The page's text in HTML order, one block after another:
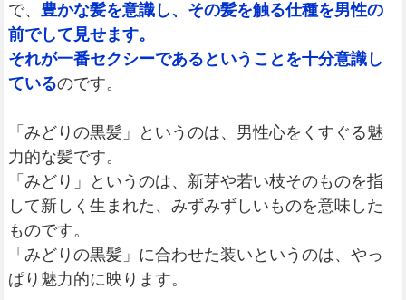
で、 豊かな髪を意識し、その髪を触る仕種を男性の
前でして見せます。
それが一番セクシーであるということを十分意識し
ているのです。
「みどりの黒髪」というのは、男性心をくすぐる魅
力的な髪です。
「みどり」というのは、新芽や若い枝そのものを指
して新しく生まれた、みずみずしいものを意味した
ものです。
「みどりの黒髪」に合わせた装いというのは、やっ
ぱり魅力的に映ります。